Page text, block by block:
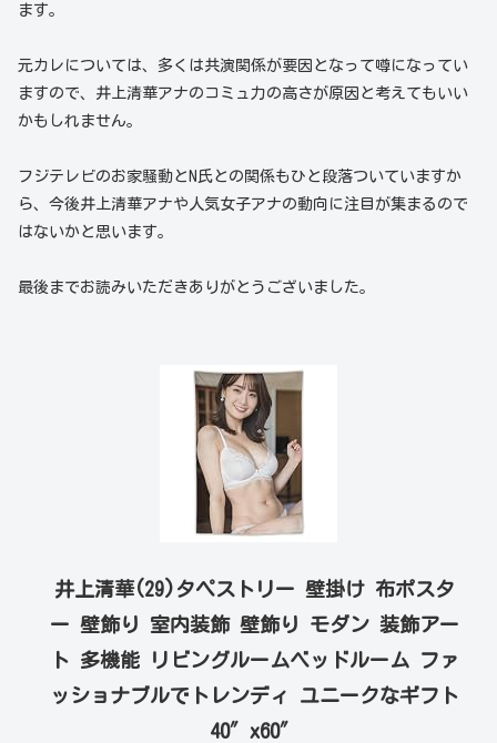
ます。
元カレについては、多くは共演関係が要因となって噂になってい
ますので、井上清華アナのコミュ力の高さが原因と考えてもいい
かもしれません。
フジテレビのお家騒動とN氏との関係もひと段落ついていますか
ら、今後井上清華アナや人気女子アナの動向に注目が集まるので
はないかと思います。
最後までお読みいただきありがとうございました。
井上清華(29)タペストリー 壁掛け 布ポスタ
ー 壁飾り 室内装飾 壁飾り モダン 装飾アー
ト 多機能 リビングルームベッドルーム ファ
ッショナブルでトレンディ ユニークなギフト
40″x60″